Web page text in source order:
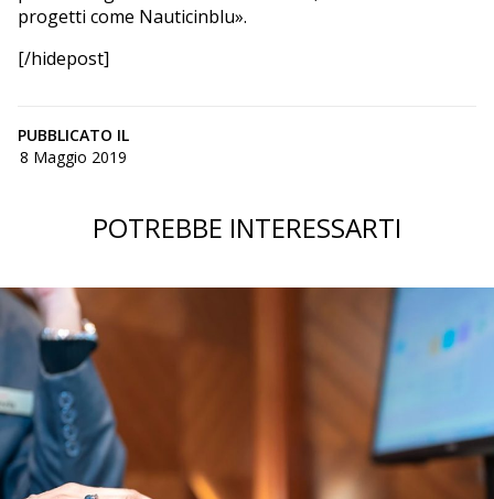
progetti come Nauticinblu».
[/hidepost]
PUBBLICATO IL
8 Maggio 2019
POTREBBE INTERESSARTI